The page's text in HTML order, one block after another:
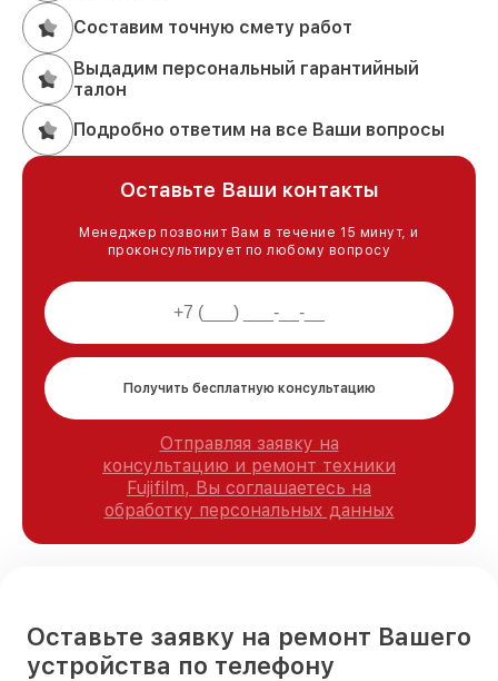
Составим точную смету работ
Выдадим персональный гарантийный
талон
Подробно ответим на все Ваши вопросы
Оставьте Ваши контакты
Менеджер позвонит Вам в течение 15 минут, и
проконсультирует по любому вопросу
Получить бесплатную консультацию
Отправляя заявку на
консультацию и ремонт техники
Fujifilm, Вы соглашаетесь на
обработку персональных данных
Оставьте заявку на ремонт Вашего
устройства по телефону